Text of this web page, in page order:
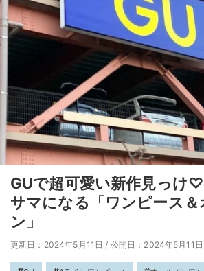
GUで超可愛い新作見っけ
サマになる「ワンピース＆
ン」
更新日：2024年5月11日 / 公開日：2024年5月11日